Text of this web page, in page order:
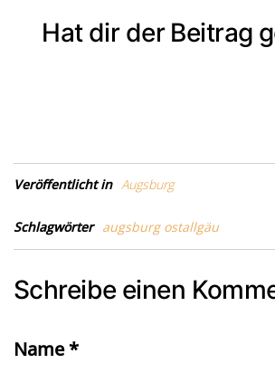
Hat dir der Beitrag
Veröffentlicht in Augsburg
Schlagwörter augsburg ostallgäu
Schreibe einen
Name*